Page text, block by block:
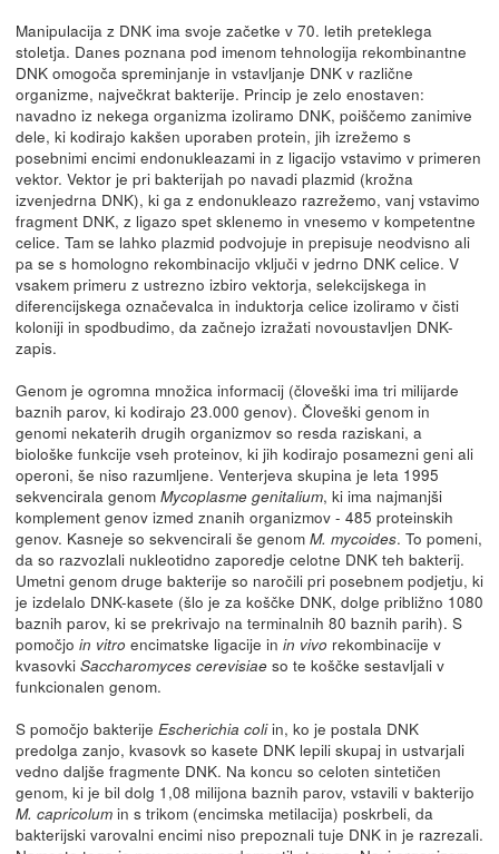
Manipulacija z DNK ima svoje začetke v 70. letih preteklega
stoletja. Danes poznana pod imenom tehnologija rekombinantne
DNK omogoča spreminjanje in vstavljanje DNK v različne
organizme, največkrat bakterije. Princip je zelo enostaven:
navadno iz nekega organizma izoliramo DNK, poiščemo zanimive
dele, ki kodirajo kakšen uporaben protein, jih izrežemo s
posebnimi encimi endonukleazami in z ligacijo vstavimo v primeren
vektor. Vektor je pri bakterijah po navadi plazmid (krožna
izvenjedrna DNK), ki ga z endonukleazo razrežemo, vanj vstavimo
fragment DNK, z ligazo spet sklenemo in vnesemo v kompetentne
celice. Tam se lahko plazmid podvojuje in prepisuje neodvisno ali
pa se s homologno rekombinacijo vključi v jedrno DNK celice. V
vsakem primeru z ustrezno izbiro vektorja, selekcijskega in
diferencijskega označevalca in induktorja celice izoliramo v čisti
koloniji in spodbudimo, da začnejo izražati novoustavljen DNK-
zapis.
Genom je ogromna množica informacij (človeški ima tri milijarde
baznih parov, ki kodirajo 23.000 genov). Človeški genom in
genomi nekaterih drugih organizmov so resda raziskani, a
biološke funkcije vseh proteinov, ki jih kodirajo posamezni geni ali
operoni, še niso razumljene. Venterjeva skupina je leta 1995
sekvencirala genom Mycoplasme genitalium, ki ima najmanjši
komplement genov izmed znanih organizmov - 485 proteinskih
genov. Kasneje so sekvencirali še genom M. mycoides. To pomeni,
da so razvozlali nukleotidno zaporedje celotne DNK teh bakterij.
Umetni genom druge bakterije so naročili pri posebnem podjetju, ki
je izdelalo DNK-kasete (šlo je za koščke DNK, dolge približno 1080
baznih parov, ki se prekrivajo na terminalnih 80 baznih parih). S
pomočjo in vitro encimatske ligacije in in vivo rekombinacije v
kvasovki Saccharomyces cerevisiaeso te koščke sestavljali v
funkcionalen genom.
S pomočjo bakterije Escherichia coliin, ko je postala DNK
predolga zanjo, kvasovk so kasete DNK lepili skupaj in ustvarjali
vedno daljše fragmente DNK. Na koncu so celoten sintetičen
genom, ki je bil dolg 1,08 milijona baznih parov, vstavili v bakterijo
M. capricolumin s trikom (encimska metilacija) poskrbeli, da
bakterijski varovalni encimi niso prepoznali tuje DNK in je razrezali.